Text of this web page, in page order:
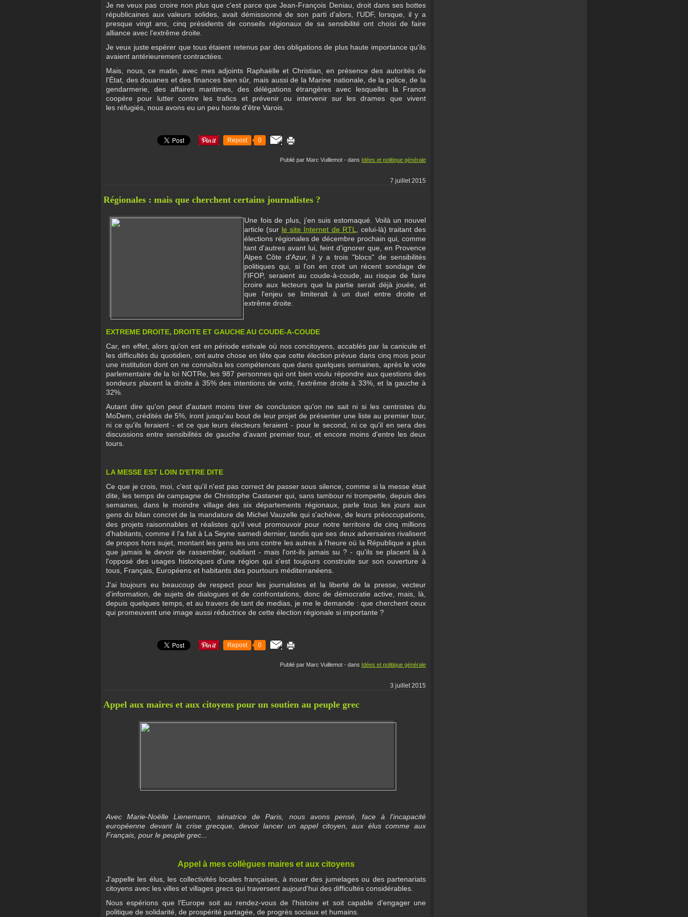
Je ne veux pas croire non plus que c'est parce que Jean-François Deniau, droit dans ses bottes
républicaines aux valeurs solides, avait démissionné de son parti d'alors, l'UDF, lorsque, il y a
presque vingt ans, cinq présidents de conseils régionaux de sa sensibilité ont choisi de faire
alliance avec l'extrême droite.
Je veux juste espérer que tous étaient retenus par des obligations de plus haute importance qu'ils
avaient antérieurement contractées.
Mais, nous, ce matin, avec mes adjoints Raphaëlle et Christian, en présence des autorités de
l'État, des douanes et des finances bien sûr, mais aussi de la Marine nationale, de la police, de la
gendarmerie, des affaires maritimes, des délégations étrangères avec lesquelles la France
coopère pour lutter contre les trafics et prévenir ou intervenir sur les drames que vivent
les réfugiés, nous avons eu un peu honte d'être Varois.
Repost 0
Publié par Marc Vuillemot - dans Idées et politique générale
7 juillet 2015
Régionales : mais que cherchent certains journalistes ?
Une fois de plus, j'en suis estomaqué. Voilà un nouvel
article (sur le site Internet de RTL
, celui-là) traitant des
élections régionales de décembre prochain qui, comme
tant d'autres avant lui, feint d'ignorer que, en Provence
Alpes Côte d'Azur, il y a trois "blocs" de sensibilités
politiques qui, si l'on en croit un récent sondage de
l'IFOP, seraient au coude-à-coude, au risque de faire
croire aux lecteurs que la partie serait déjà jouée, et
que l'enjeu se limiterait à un duel entre droite et
extrême droite.
EXTREME DROITE, DROITE ET GAUCHE AU COUDE-A-COUDE
Car, en effet, alors qu'on est en période estivale où nos concitoyens, accablés par la canicule et
les difficultés du quotidien, ont autre chose en tête que cette élection prévue dans cinq mois pour
une institution dont on ne connaîtra les compétences que dans quelques semaines, après le vote
parlementaire de la loi NOTRe, les 987 personnes qui ont bien voulu répondre aux questions des
sondeurs placent la droite à 35% des intentions de vote, l'extrême droite à 33%, et la gauche à
32%.
Autant dire qu'on peut d'autant moins tirer de conclusion qu'on ne sait ni si les centristes du
MoDem, crédités de 5%, iront jusqu'au bout de leur projet de présenter une liste au premier tour,
ni ce qu'ils feraient - et ce que leurs électeurs feraient - pour le second, ni ce qu'il en sera des
discussions entre sensibilités de gauche d'avant premier tour, et encore moins d'entre les deux
tours.
LA MESSE EST LOIN D'ETRE DITE
Ce que je crois, moi, c'est qu'il n'est pas correct de passer sous silence, comme si la messe était
dite, les temps de campagne de Christophe Castaner qui, sans tambour ni trompette, depuis des
semaines, dans le moindre village des six départements régionaux, parle tous les jours aux
gens du bilan concret de la mandature de Michel Vauzelle qui s'achève, de leurs préoccupations,
des projets raisonnables et réalistes qu'il veut promouvoir pour notre territoire de cinq millions
d'habitants, comme il l'a fait à La Seyne samedi dernier, tandis que ses deux adversaires rivalisent
de propos hors sujet, montant les gens les uns contre les autres à l'heure où la République a plus
que jamais le devoir de rassembler, oubliant - mais l'ont-ils jamais su ? - qu'ils se placent là à
l'opposé des usages historiques d'une région qui s'est toujours construite sur son ouverture à
tous, Français, Européens et habitants des pourtours méditerranéens.
J'ai toujours eu beaucoup de respect pour les journalistes et la liberté de la presse, vecteur
d'information, de sujets de dialogues et de confrontations, donc de démocratie active, mais, là,
depuis quelques temps, et au travers de tant de medias, je me le demande : que cherchent ceux
qui promeuvent une image aussi réductrice de cette élection régionale si importante ?
Repost 0
Publié par Marc Vuillemot - dans Idées et politique générale
3 juillet 2015
Appel aux maires et aux citoyens pour un soutien au peuple grec
Avec Marie-Noëlle Lienemann, sénatrice de Paris, nous avons pensé, face à l'incapacité
européenne devant la crise grecque, devoir lancer un appel citoyen, aux élus comme aux
Français, pour le peuple grec...
Appel à mes collègues maires et aux citoyens
J'appelle les élus, les collectivités locales françaises, à nouer des jumelages ou des partenariats
citoyens avec les villes et villages grecs qui traversent aujourd'hui des difficultés considérables.
Nous espérions que l'Europe soit au rendez-vous de l'histoire et soit capable d'engager une
politique de solidarité, de prospérité partagée, de progrès sociaux et humains.